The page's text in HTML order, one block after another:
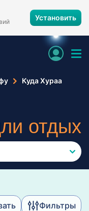
Установить
Куда Хураа
отдых
Фильтры